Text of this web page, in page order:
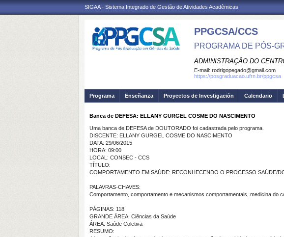
SIGAA - Sistema Integrado de Gestão de Atividades Acadêmicas
PPGCSA/CCS
PROGRAMA DE PÓS-
ADMINISTRAÇÃO DO
E-mail: rodrigopegado@gmail.com
https://posgraduacao.ufrn.br/ppgcsa
Programa Enseñanza Proyectos de Investigación Calendario
Banca de DEFESA: ELLANY GURGEL COSME DO NASCIMENTO
Uma banca de DEFESA de DOUTORADO foi cadastrada pelo programa.
DISCENTE: ELLANY GURGEL COSME DO NASCIMENTO
DATA: 29/06/2015
HORA: 09:00
LOCAL: CONSEC - CCS
TÍTULO:
COMPORTAMENTO EM SAÚDE: RECONHECENDO O PROCESSO SAÚDE/
PALAVRAS-CHAVES:
Comportamento, comportamento e mecanismos comportamentais, medicina do
PÁGINAS: 118
GRANDE ÁREA: Ciências da Saúde
ÁREA: Saúde Coletiva
RESUMO: